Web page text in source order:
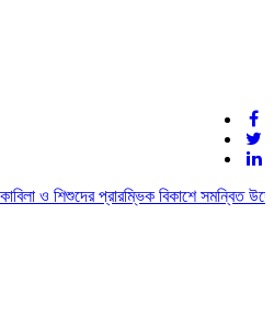
ও শিশুদের প্রারম্ভিক বিকাশে সমন্বিত